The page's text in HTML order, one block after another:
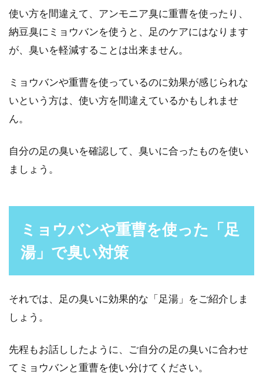
使い方を間違えて、アンモニア臭に重曹を使ったり、
納豆臭にミョウバンを使うと、足のケアにはなります
が、臭いを軽減することは出来ません。
ミョウバンや重曹を使っているのに効果が感じられな
いという方は、使い方を間違えているかもしれませ
ん。
自分の足の臭いを確認して、臭いに合ったものを使い
ましょう。
ミョウバンや重曹を使った「足
湯」で臭い対策
それでは、足の臭いに効果的な「足湯」をご紹介しま
しょう。
先程もお話ししたように、ご自分の足の臭いに合わせ
てミョウバンと重曹を使い分けてください。